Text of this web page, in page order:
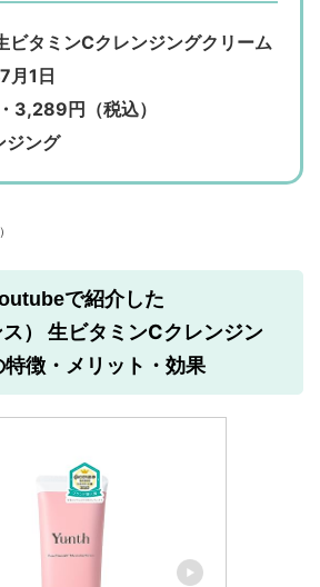
ビタミンCクレンジングクリーム
月1日
3,289円（税込）
ジング
で紹介した
） 生ビタミンCクレンジン
特徴・メリット・効果